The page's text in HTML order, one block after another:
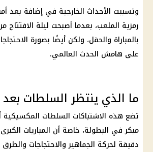
وتسببت الأحداث الخارجية في إضافة بعد
رمزية الملعب، بعدما أصبحت ليلة
بالمباراة والحفل، ولكن أيضًا بصورة
على هامش الحدث العالمي.
ما الذي ينتظر السلطات بعد
تضع هذه الاشتباكات السلطات المكسيكية
مبكر في البطولة، خاصة أن المباريات
دقيقة لحركة الجماهير والاحتجاجات